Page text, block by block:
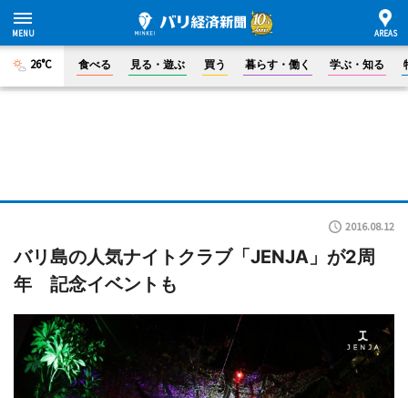
26°C 食べる 見る・遊ぶ 買う 暮らす・働く 学ぶ・知る
2016.08.12
バリ島の人気ナイトクラブ「JENJA」が2周
年 記念イベントも